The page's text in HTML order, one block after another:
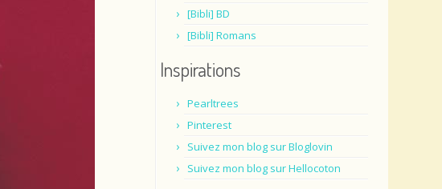
[Bibli] BD
[Bibli] Romans
Inspirations
Pearltrees
Pinterest
Suivez mon blog sur Bloglovin
Suivez mon blog sur Hellocoton